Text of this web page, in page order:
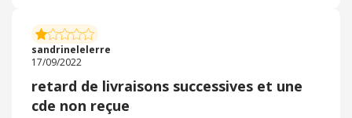
Livraison gratuite dès 59 euros d'achat. Pour les
particuliers et Craftine est une mercerie en ligne avec un
large choix de tissus et articles de mercerie. Livraison
gratuite dès 59 euros d'achat. Pour les particuliers et
sandrinelelerre
17/09/2022
retard de livraisons successives et une
cde non reçue